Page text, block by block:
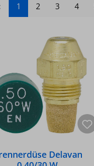
Seite
1 Seite
2 Seite
3 Seite
4
Delavan